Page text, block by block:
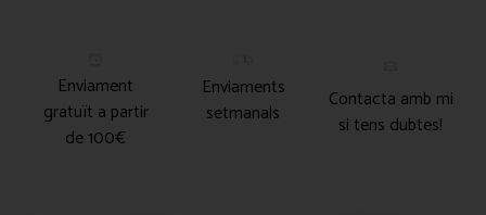
Enviament
gratuït a partir
de 100€
Enviaments
setmanals
Contacta amb mi
si tens dubtes!